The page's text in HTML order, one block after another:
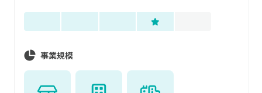
事業規模